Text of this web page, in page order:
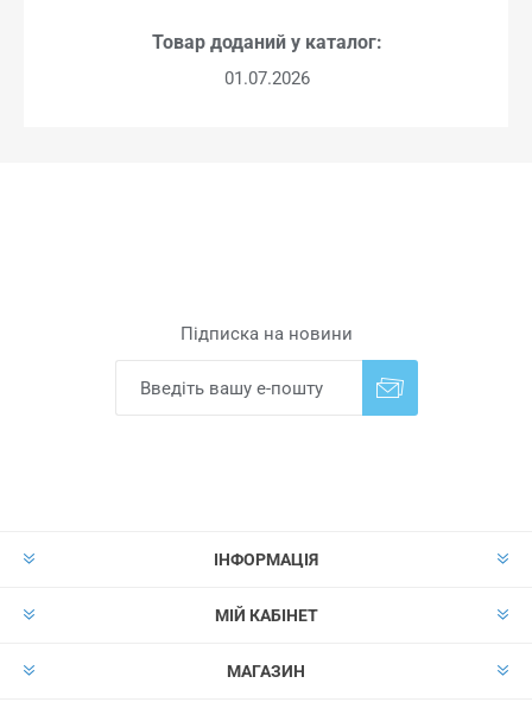
Товар доданий у каталог:
01.07.2026
Підписка на новини
ІНФОРМАЦІЯ
МІЙ КАБІНЕТ
МАГАЗИН